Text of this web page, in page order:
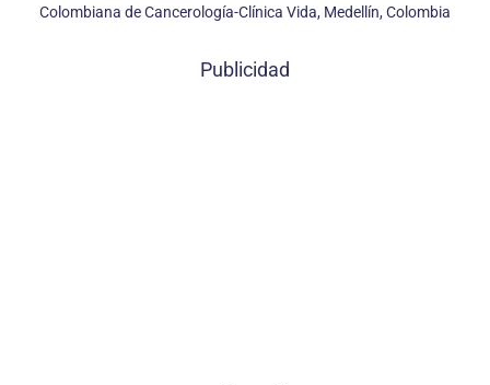
Colombiana de Cancerología-Clínica Vida, Medellín, Colombia
Publicidad